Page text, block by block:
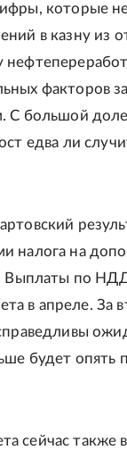
которые
в казну из
факторов
С большой
едва ли
налога на
Выплаты по
в апреле. За
будет опять
сейчас также